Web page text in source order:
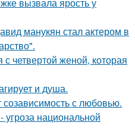
вызвала ярость у
манукян стал актером в
четвертой женой, которая
и душа.
с любовью.
угроза национальной